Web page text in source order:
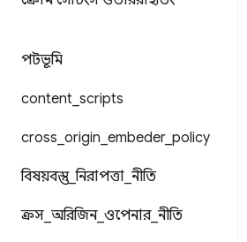
পটভূমি
content scripts
cross origin embeder_ policy
বিষয়বস্তু_নিরাপত্তা নীতি
ক্রস অরিজিন_ ওপেনার_ নীতি